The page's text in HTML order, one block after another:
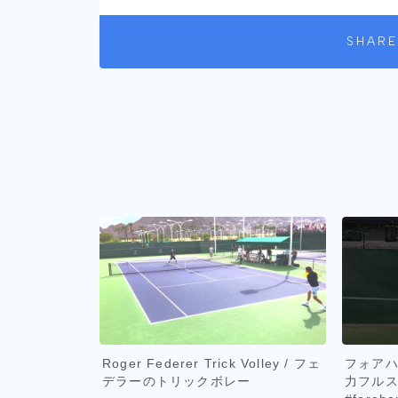
SHARE
Roger Federer Trick Volley / フェ
デラーのトリックボレー
フォア
力フル